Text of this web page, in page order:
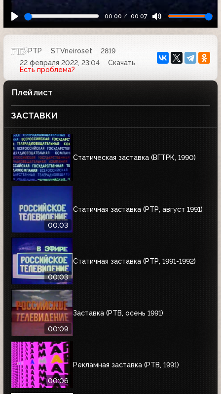
00:00 00:07
РТР STVneiroset
2819
22 февраля 2022, 23:04
Скачать
Есть проблема?
Плейлист
ЗАСТАВКИ
Статическая заставка (ВГТРК, 1990)
00:03
Статичная заставка (РТР, август 1991)
00:03
Статичная заставка (РТР, 1991-1992)
00:09
Заставка (РТВ, осень 1991)
00:06
Рекламная заставка (РТВ, 1991)